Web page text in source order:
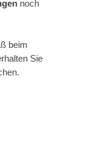
noch
beim
Sie